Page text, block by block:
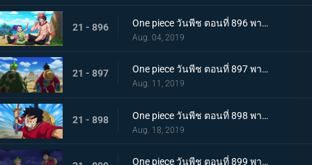
21 - 896 One piece วันพีช ตอนที่ 896 พากย์ไทย ตอนพิเศษ! ศึกตัดสินระหว่างลูฟี่และเจ้าแห่งแก๊ส
Aug. 04, 2019
21 - 897 One piece วันพีช ตอนที่ 897 พากย์ไทย ช่วยโอทามะ หมวกฟางทะลวงฝ่าทุ่งรกร้าง!
Aug. 11, 2019
21 - 898 One piece วันพีช ตอนที่ 898 พากย์ไทย ดาราเด่น! จอมขมังเวทย์ฮอว์คินส์ออกโรง
Aug. 18, 2019
One piece วันพีช ตอนที่ 899 พากย์ไทย ความพ่ายแพ้ที่เลี่ยงไม่ได้ การโจมตีอย่างหนักของสตรอว์แมน!